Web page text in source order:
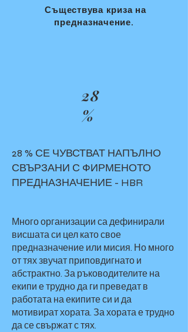
Съществува криза на
предназначение.
28
%
28 % СЕ ЧУВСТВАТ НАПЪЛНО
СВЪРЗАНИ С ФИРМЕНОТО
ПРЕДНАЗНАЧЕНИЕ - HBR
Много организации са дефинирали
висшата си цел като свое
предназначение или мисия. Но много
от тях звучат приповдигнато и
абстрактно. За ръководителите на
екипи е трудно да ги преведат в
работата на екипите си и да
мотивират хората. За хората е трудно
да се свържат с тях.